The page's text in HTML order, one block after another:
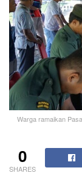
Warga ramaikan
0
SHARES